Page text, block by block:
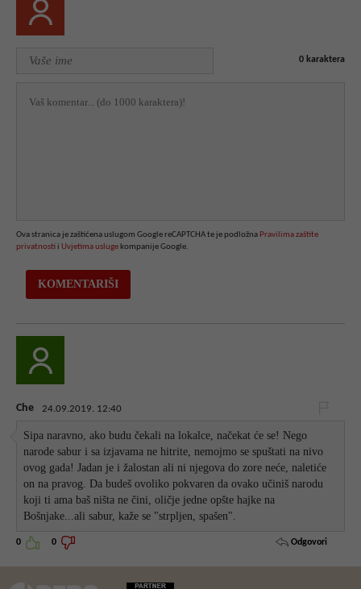
0 karaktera
Ova stranica je zaštićena uslugom Google reCAPTCHA te je podložna Pravilima zaštite
privatnosti i Uvjetima usluge kompanije Google.
Che 24.09.2019. 12:40
Sipa naravno, ako budu čekali na lokalce, načekat će se! Nego
narode sabur i sa izjavama ne hitrite, nemojmo se spuštati na nivo
ovog gada! Jadan je i žalostan ali ni njegova do zore neće, naletiće
on na pravog. Da budeš ovoliko pokvaren da ovako učiniš narodu
koji ti ama baš ništa ne čini, oličje jedne opšte hajke na
Bošnjake...ali sabur, kaže se "strpljen, spašen".
0 0 Odgovori